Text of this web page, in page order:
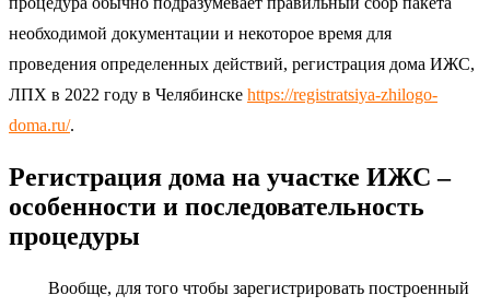
необходимой документации и некоторое время для
проведения определенных действий, регистрация дома ИЖС,
ЛПХ в 2022 году в Челябинске https://registratsiya-zhilogo-
doma.ru/.
Регистрация дома на участке ИЖС –
особенности и последовательность
процедуры
Вообще, для того чтобы зарегистрировать построенный